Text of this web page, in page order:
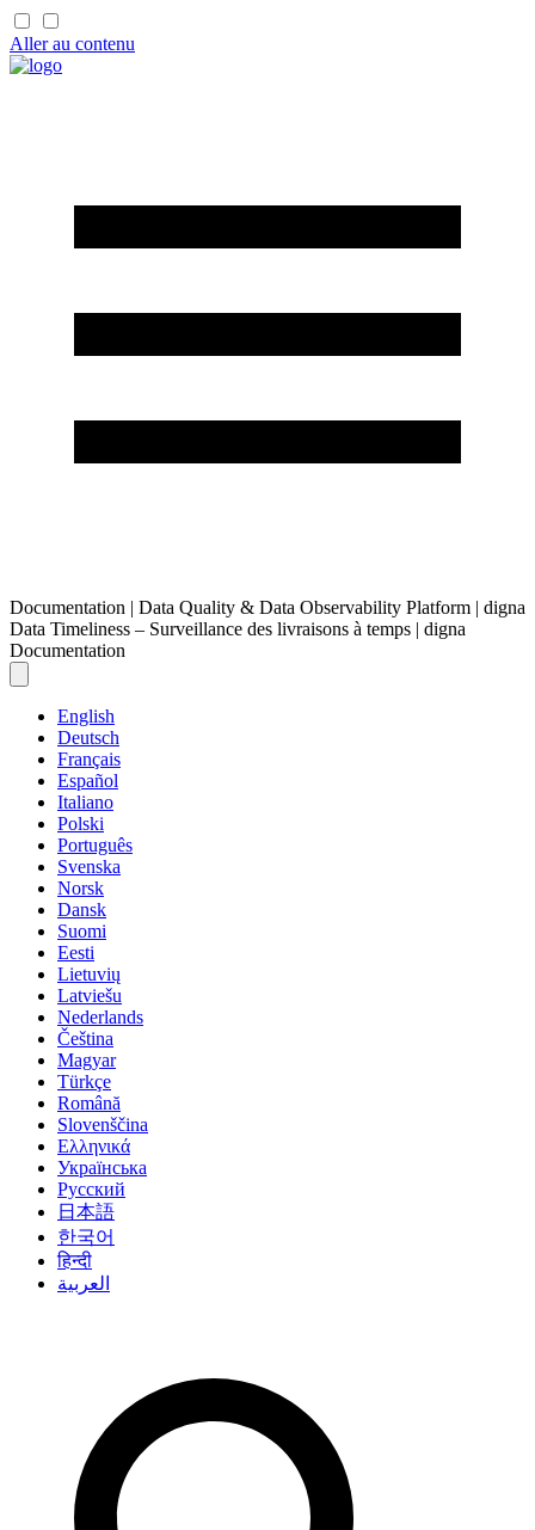
Aller au contenu
Documentation | Data Quality & Data Observability Platform | digna
Data Timeliness – Surveillance des livraisons à temps | digna
Documentation
English
Deutsch
Français
Español
Italiano
Polski
Português
Svenska
Norsk
Dansk
Suomi
Eesti
Lietuvių
Latviešu
Nederlands
Čeština
Magyar
Türkçe
Română
Slovenščina
Ελληνικά
Українська
Русский
日本語
한국어
हिन्दी
العربية